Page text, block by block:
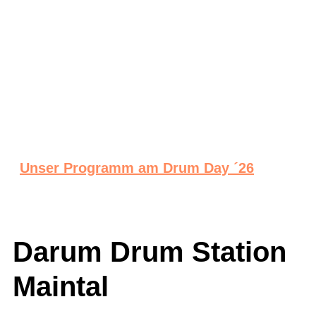
Unser Programm am Drum Day ´26
Darum Drum Station
Maintal